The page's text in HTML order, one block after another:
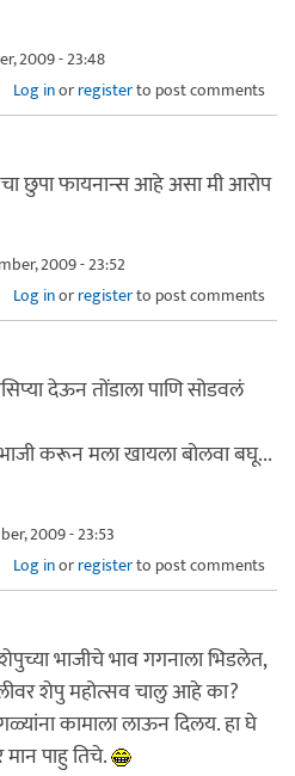
2009 - 23:48
Log inorregisterto post comments
छुपा फायनान्स आहे असा मी आरोप
2009 - 23:52
Log inorregisterto post comments
देऊन तोंडाला पाणि सोडवलं
करून मला खायला बोलवा बघू...
2009 - 23:53
Log inorregisterto post comments
भाजीचे भाव गगनाला भिडलेत,
शेपु महोत्सव चालु आहे का?
कामाला लाऊन दिलय. हा घे
पाहु तिचे.